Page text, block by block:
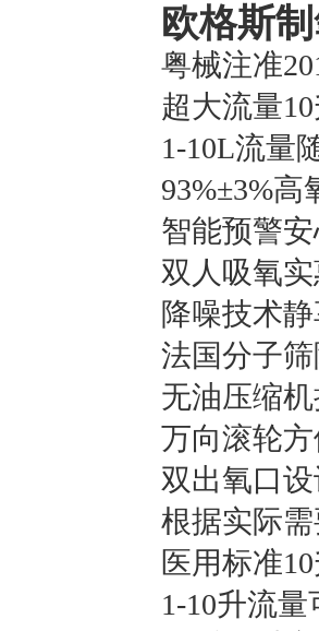
欧格斯
粤械注准
超大流量
1-10L流量
93%±3%高
智能预警
双人吸氧
降噪技术
法国分子
无油压缩
万向滚轮
双出氧口
根据实际
医用标准
1-10升流